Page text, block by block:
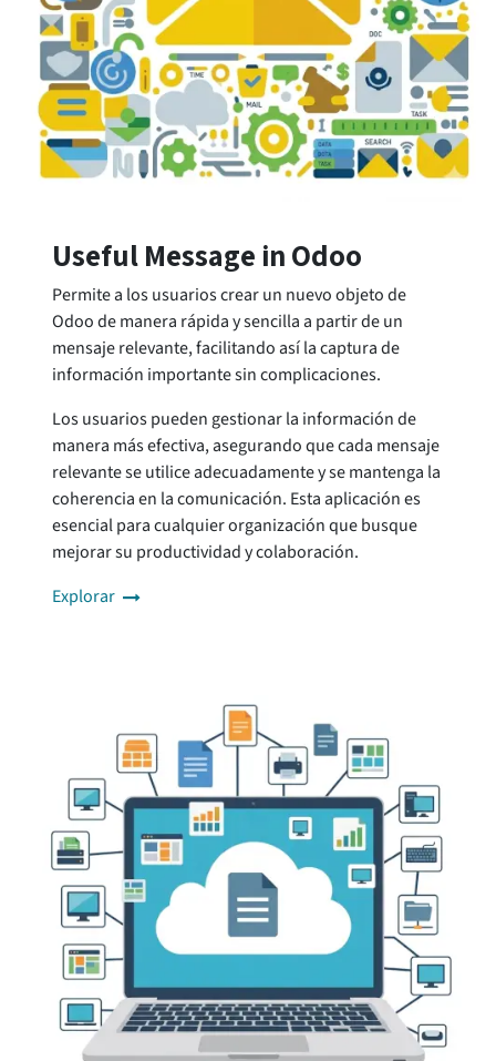
Useful Message in Odoo
Permite a los usuarios crear un nuevo objeto de
Odoo de manera rápida y sencilla a partir de un
mensaje relevante, facilitando así la captura de
información importante sin complicaciones.
Los usuarios pueden gestionar la información de
manera más efectiva, asegurando que cada mensaje
relevante se utilice adecuadamente y se mantenga la
coherencia en la comunicación. Esta aplicación es
esencial para cualquier organización que busque
mejorar su productividad y colaboración.
Explorar